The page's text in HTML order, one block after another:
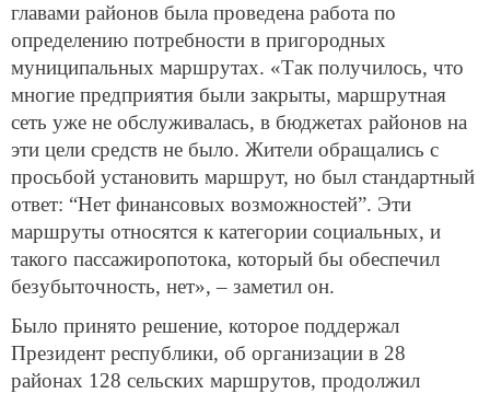
главами районов была проведена работа по
определению потребности в пригородных
муниципальных маршрутах. «Так получилось, что
многие предприятия были закрыты, маршрутная
сеть уже не обслуживалась, в бюджетах районов на
эти цели средств не было. Жители обращались с
просьбой установить маршрут, но был стандартный
ответ: “Нет финансовых возможностей”. Эти
маршруты относятся к категории социальных, и
такого пассажиропотока, который бы обеспечил
безубыточность, нет», – заметил он.
Было принято решение, которое поддержал
Президент республики, об организации в 28
районах 128 сельских маршрутов, продолжил